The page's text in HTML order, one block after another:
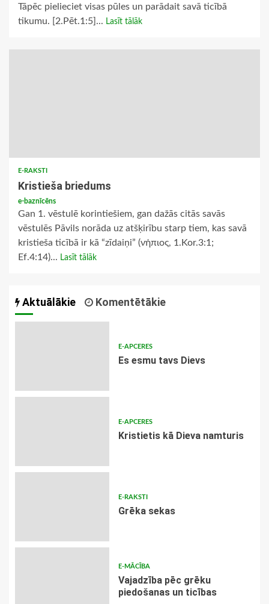
Tāpēc pielieciet visas pūles un parādait savā ticībā
tikumu. [2.Pēt.1:5]... Lasīt tālāk
E-RAKSTI
Kristieša briedums
e-baznīcēns
Gan 1. vēstulē korintiešiem, gan dažās citās savās
vēstulēs Pāvils norāda uz atšķirību starp tiem, kas savā
kristieša ticībā ir kā “zīdaiņi” (νήπιος, 1.Kor.3:1;
Ef.4:14)... Lasīt tālāk
Aktuālākie Komentētākie
E-APCERES
Es esmu tavs Dievs
E-APCERES
Kristietis kā Dieva namturis
E-RAKSTI
Grēka sekas
E-MĀCĪBA
Vajadzība pēc grēku
piedošanas un ticības